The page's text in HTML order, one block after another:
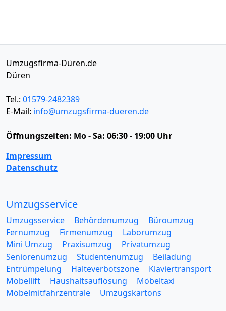
Umzugsfirma-Düren.de
Düren
Tel.: 01579-2482389
E-Mail: info@umzugsfirma-dueren.de
Öffnungszeiten: Mo - Sa: 06:30 - 19:00 Uhr
Impressum
Datenschutz
Umzugsservice
Umzugsservice Behördenumzug
Büroumzug
Fernumzug
Firmenumzug
Laborumzug
Mini Umzug
Praxisumzug
Privatumzug
Seniorenumzug
Studentenumzug
Beiladung
Entrümpelung
Halteverbotszone
Klaviertransport
Möbellift
Haushaltsauflösung
Möbeltaxi
Möbelmitfahrzentrale
Umzugskartons